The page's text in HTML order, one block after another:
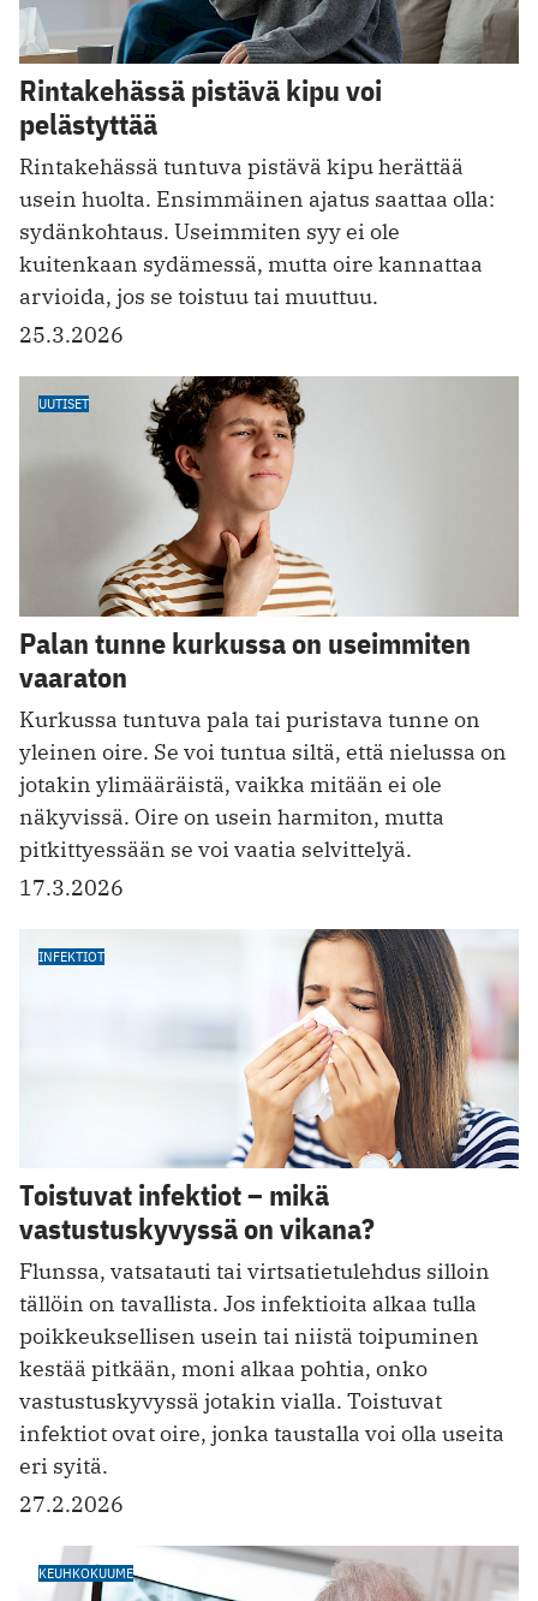
Rintakehässä pistävä kipu voi
pelästyttää
Rintakehässä tuntuva pistävä kipu herättää
usein huolta. Ensimmäinen ajatus saattaa olla:
sydänkohtaus. Useimmiten syy ei ole
kuitenkaan sydämessä, mutta oire kannattaa
arvioida, jos se toistuu tai muuttuu.
25.3.2026
UUTISET
Palan tunne kurkussa on useimmiten
vaaraton
Kurkussa tuntuva pala tai puristava tunne on
yleinen oire. Se voi tuntua siltä, että nielussa on
jotakin ylimääräistä, vaikka mitään ei ole
näkyvissä. Oire on usein harmiton, mutta
pitkittyessään se voi vaatia selvittelyä.
17.3.2026
INFEKTIOT
Toistuvat infektiot – mikä
vastustuskyvyssä on vikana?
Flunssa, vatsatauti tai virtsatietulehdus silloin
tällöin on tavallista. Jos infektioita alkaa tulla
poikkeuksellisen usein tai niistä toipuminen
kestää pitkään, moni alkaa pohtia, onko
vastustuskyvyssä jotakin vialla. Toistuvat
infektiot ovat oire, jonka taustalla voi olla useita
eri syitä.
27.2.2026
KEUHKOKUUME